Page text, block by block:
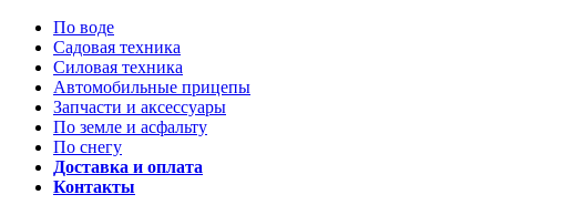
По воде
Садовая техника
Силовая техника
Автомобильные прицепы
Запчасти и аксессуары
По земле и асфальту
По снегу
Доставка и оплата
Контакты